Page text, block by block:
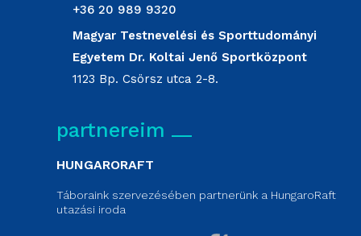
+36 20 989 9320
Magyar Testnevelési és Sporttudományi
Egyetem Dr. Koltai Jenő Sportközpont
1123 Bp. Csörsz utca 2-8.
partnereim
HUNGARORAFT
Táboraink szervezésében partnerünk a HungaroRaft
utazási iroda